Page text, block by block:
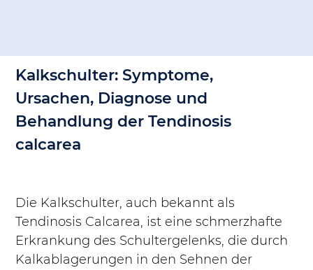
Kalkschulter: Symptome,
Ursachen, Diagnose und
Behandlung der Tendinosis
calcarea
Die Kalkschulter, auch bekannt als
Tendinosis Calcarea, ist eine schmerzhafte
Erkrankung des Schultergelenks, die durch
Kalkablagerungen in den Sehnen der